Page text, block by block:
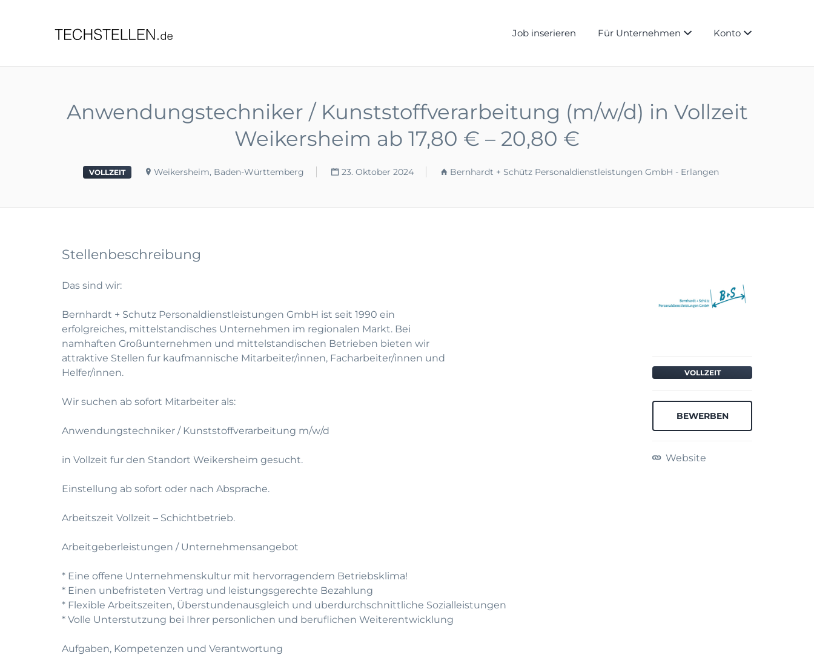
Job inserieren Für Unternehmen Konto
Anwendungstechniker / Kunststoffverarbeitung (m/w/d) in Vollzeit
Weikersheim ab 17,80 € – 20,80 €
VOLLZEIT Weikersheim, Baden-Württemberg 23. Oktober 2024 Bernhardt + Schütz Personaldienstleistungen GmbH - Erlangen
Stellenbeschreibung
Das sind wir:
Bernhardt + Schutz Personaldienstleistungen GmbH ist seit 1990 ein
erfolgreiches, mittelstandisches Unternehmen im regionalen Markt. Bei
namhaften Großunternehmen und mittelstandischen Betrieben bieten wir
attraktive Stellen fur kaufmannische Mitarbeiter/innen, Facharbeiter/innen und
Helfer/innen.
Wir suchen ab sofort Mitarbeiter als:
Anwendungstechniker / Kunststoffverarbeitung m/w/d
in Vollzeit fur den Standort Weikersheim gesucht.
Einstellung ab sofort oder nach Absprache.
Arbeitszeit Vollzeit – Schichtbetrieb.
Arbeitgeberleistungen / Unternehmensangebot
* Eine offene Unternehmenskultur mit hervorragendem Betriebsklima!
* Einen unbefristeten Vertrag und leistungsgerechte Bezahlung
* Flexible Arbeitszeiten, Überstundenausgleich und uberdurchschnittliche Sozialleistungen
* Volle Unterstutzung bei Ihrer personlichen und beruflichen Weiterentwicklung
Aufgaben, Kompetenzen und Verantwortung
VOLLZEIT
BEWERBEN
Website